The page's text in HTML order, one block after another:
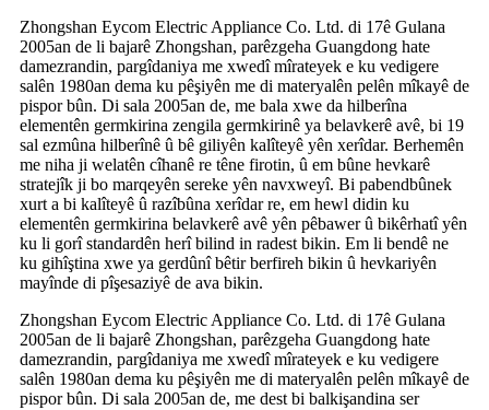
Zhongshan Eycom Electric Appliance Co. Ltd. di 17ê Gulana
2005an de li bajarê Zhongshan, parêzgeha Guangdong hate
damezrandin, pargîdaniya me xwedî mîrateyek e ku vedigere
salên 1980an dema ku pêşiyên me di materyalên pelên mîkayê de
pispor bûn. Di sala 2005an de, me bala xwe da hilberîna
elementên germkirina zengila germkirinê ya belavkerê avê, bi 19
sal ezmûna hilberînê û bê giliyên kalîteyê yên xerîdar. Berhemên
me niha ji welatên cîhanê re têne firotin, û em bûne hevkarê
stratejîk ji bo marqeyên sereke yên navxweyî. Bi pabendbûnek
xurt a bi kalîteyê û razîbûna xerîdar re, em hewl didin ku
elementên germkirina belavkerê avê yên pêbawer û bikêrhatî yên
ku li gorî standardên herî bilind in radest bikin. Em li bendê ne
ku gihîştina xwe ya gerdûnî bêtir berfireh bikin û hevkariyên
mayînde di pîşesaziyê de ava bikin.
Zhongshan Eycom Electric Appliance Co. Ltd. di 17ê Gulana
2005an de li bajarê Zhongshan, parêzgeha Guangdong hate
damezrandin, pargîdaniya me xwedî mîrateyek e ku vedigere
salên 1980an dema ku pêşiyên me di materyalên pelên mîkayê de
pispor bûn. Di sala 2005an de, me dest bi balkişandina ser